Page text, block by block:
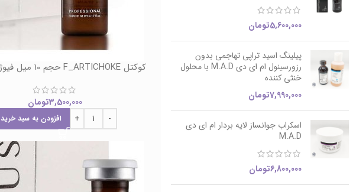
5,600,000تومان
پیلینگ اسید تراپی تهاجمی بدون
رزورسینول ام ای دی M.A.D با محلول
خنثی کننده
7,990,000تومان
اسکراب جوانساز لایه بردار ام ای دی
M.A.D
6,800,000تومان
کوکتل F_ARTICHOKE حجم 10 میل فیوژن Fusion
3,500,000تومان
افزودن به سبد خرید